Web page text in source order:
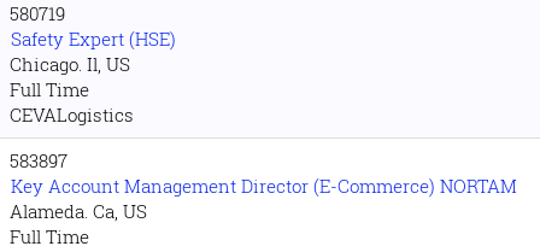
580719
Safety Expert (HSE)
Chicago. Il, US
Full Time
CEVALogistics
583897
Key Account Management Director (E-Commerce) NORTAM
Alameda. Ca, US
Full Time